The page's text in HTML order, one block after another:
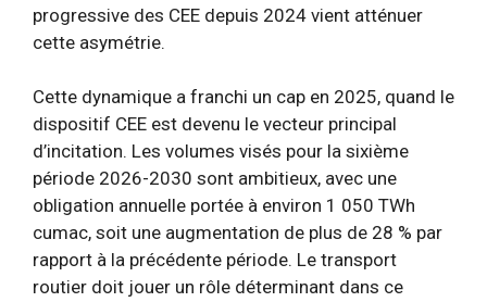
progressive des CEE depuis 2024 vient atténuer
cette asymétrie.
Cette dynamique a franchi un cap en 2025, quand le
dispositif CEE est devenu le vecteur principal
d’incitation. Les volumes visés pour la sixième
période 2026-2030 sont ambitieux, avec une
obligation annuelle portée à environ 1 050 TWh
cumac, soit une augmentation de plus de 28 % par
rapport à la précédente période. Le transport
routier doit jouer un rôle déterminant dans ce